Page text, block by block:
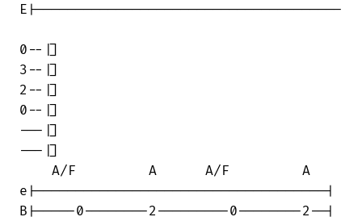
E|--------------------------------------
0--|]
3--|]
2--|]
0--|]
---|]
---|]
    A/F         A      A/F         A
e|------------------------------------|
B|-----0--------2---------0--------2--|